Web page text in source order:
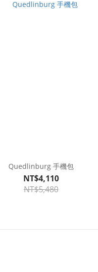
Quedlinburg 手機包
NT$4,110
NT$5,480